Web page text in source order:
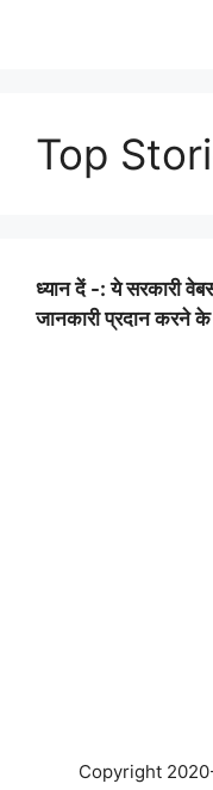
Top
ध्यान दें -: ये सरकारी
जानकारी प्रदान करने के
Copyright